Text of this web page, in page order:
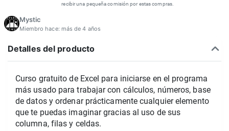
recibir una pequeña comisión por estas compras.
Mystic
Miembro hace: más de 4 años
Detalles del producto
Curso gratuito de Excel para iniciarse en el programa
más usado para trabajar con cálculos, números, base
de datos y ordenar prácticamente cualquier elemento
que te puedas imaginar gracias al uso de sus
columna, filas y celdas.